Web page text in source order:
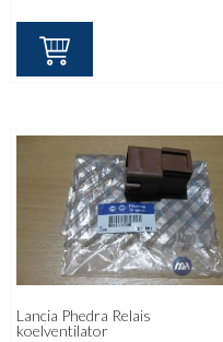
Lancia Phedra Relais
koelventilator